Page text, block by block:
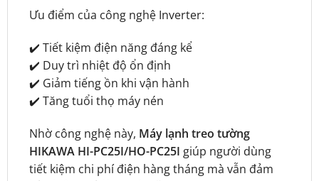
Ưu điểm của công nghệ Inverter:
✔️ Tiết kiệm điện năng đáng kể
✔️ Duy trì nhiệt độ ổn định
✔️ Giảm tiếng ồn khi vận hành
✔️ Tăng tuổi thọ máy nén
Nhờ công nghệ này, Máy lạnh treo tường
HIKAWA HI-PC25I/HO-PC25I giúp người dùng
tiết kiệm chi phí điện hàng tháng mà vẫn đảm